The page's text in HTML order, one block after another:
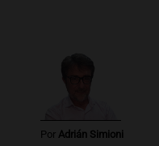
de viento
Noticias
Episodios
Coti, en
"Tocar en
cielo con las
Por Adrián Simioni